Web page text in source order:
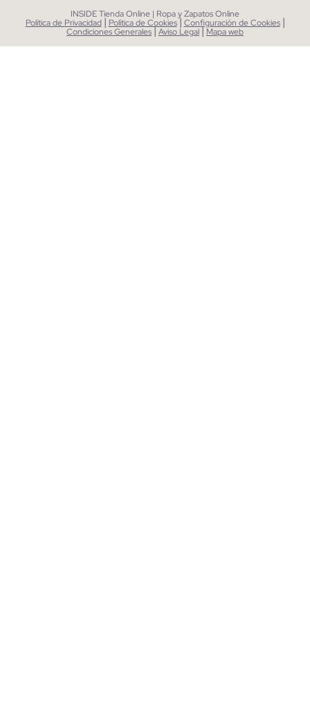
INSIDE Tienda Online | Ropa y Zapatos Online
Política de Privacidad | Política de Cookies| Configuración de Cookies |
Condiciones Generales|Aviso Legal| Mapa web